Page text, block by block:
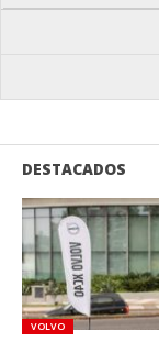
DESTACADOS
VOLVO